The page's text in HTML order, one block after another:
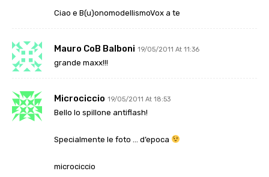
Ciao e B(u)onomodellismoVox a te
Mauro CoB Balboni 19/05/2011 At 11:36
grande maxx!!!
Microciccio 19/05/2011 At 18:53
Bello lo spillone antiflash!
Specialmente le foto … d’epoca
microciccio